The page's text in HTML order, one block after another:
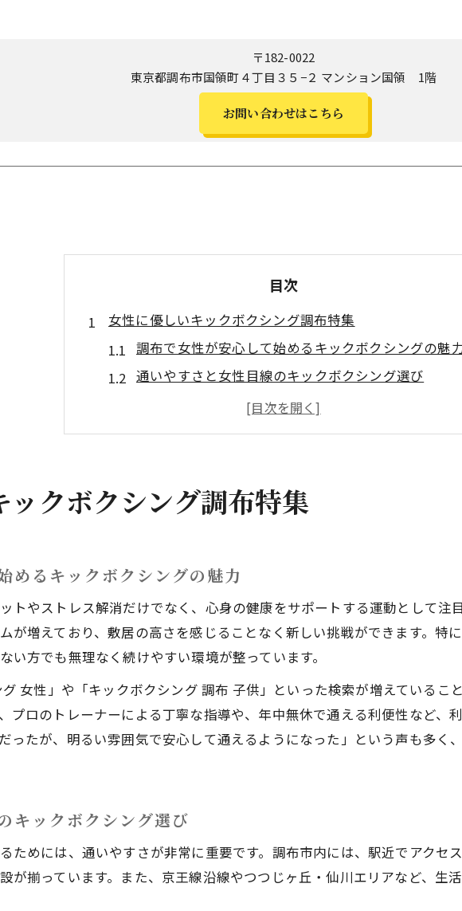
〒182-0022
東京都調布市国領町４丁目３５−２ マンション国領 1階
お問い合わせはこちら
目次
女性に優しいキックボクシング調布特集
調布で女性が安心して始めるキックボクシングの魅
通いやすさと女性目線のキックボクシング選び
女性専用やサポート充実のキックボクシング事情
調布で女性人気のキックボクシング体験方法
調布で安心して始めるキックボクシング体験
初めてでも安心な調布のキックボクシング体験ポイ
調布で体感できるキックボクシングのサポート体制
初心者でも続けやすいキックボクシング体験教室
体験レッスンで分かる調布のキックボクシング魅力
初心者も続けやすいキックボクシングの魅力
初心者が長く続けられるキックボクシングの理由
調布で始めるキックボクシング初心者の楽しみ方
キックボクシングが運動初心者に最適な理由
京王線沿線でキックボクシングなら調布が注目
京王線沿線で選ばれる調布のキックボクシングの魅
キックボクシングなら調布が通いやすい理由とは
クボクシング調布特集
めるキックボクシングの魅力
トやストレス解消だけでなく、心身の健康をサポートする運動として注
が増えており、敷居の高さを感じることなく新しい挑戦ができます。特
い方でも無理なく続けやすい環境が整っています。
女性」や「キックボクシング 調布 子供」といった検索が増えているこ
プロのトレーナーによる丁寧な指導や、年中無休で通える利便性など、
ったが、明るい雰囲気で安心して通えるようになった」という声も多く
キックボクシング選び
ためには、通いやすさが非常に重要です。調布市内には、駅近でアクセ
が揃っています。また、京王線沿線やつつじヶ丘・仙川エリアなど、生